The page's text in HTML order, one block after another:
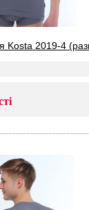
Kosta 2019-4